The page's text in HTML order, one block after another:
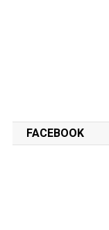
FACEBOOK